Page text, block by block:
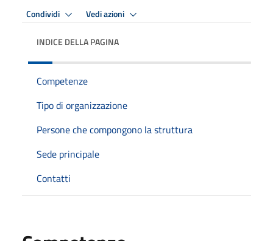
Condividi Vedi azioni
INDICE DELLA PAGINA
Competenze
Tipo di organizzazione
Persone che compongono la struttura
Sede principale
Contatti